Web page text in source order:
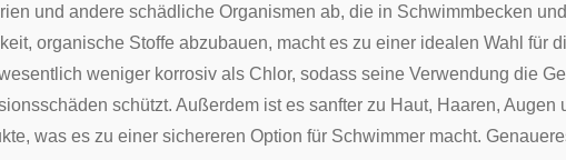
und andere schädliche Organismen ab, die in Schwimmbecken
organische Stoffe abzubauen, macht es zu einer idealen Wahl für
weniger korrosiv als Chlor, sodass seine Verwendung die
schützt. Außerdem ist es sanfter zu Haut, Haaren,
was es zu einer sichereren Option für Schwimmer macht.